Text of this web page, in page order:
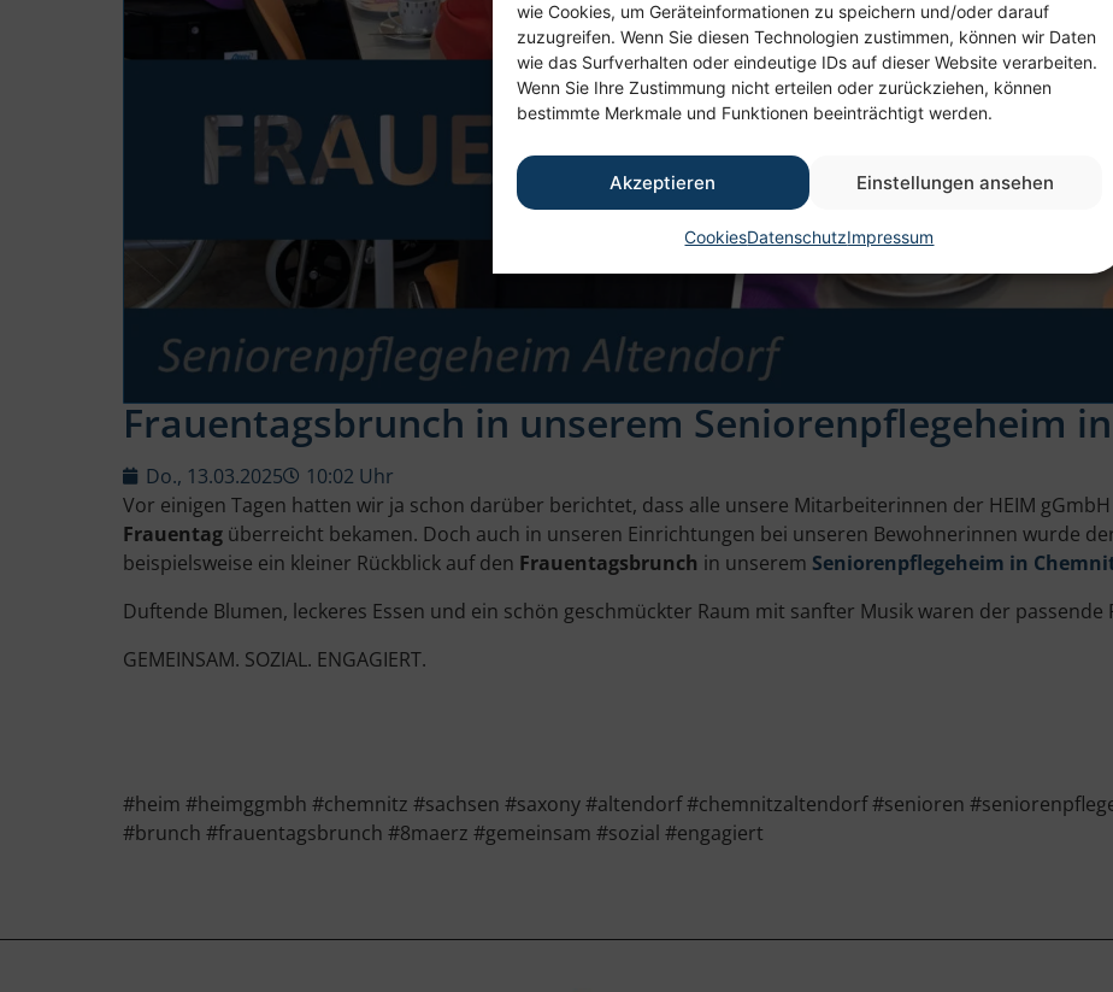
wie Cookies, um Geräteinformationen zu speichern und/oder darauf
zuzugreifen. Wenn Sie diesen Technologien zustimmen, können wir Daten
wie das Surfverhalten oder eindeutige IDs auf dieser Website verarbeiten.
Wenn Sie Ihre Zustimmung nicht erteilen oder zurückziehen, können
bestimmte Merkmale und Funktionen beeinträchtigt werden.
Akzeptieren Einstellungen ansehen
CookiesDatenschutzImpressum
Frauentagsbrunch in unserem Seniorenpflegeheim
Do., 13.03.2025
10:02 Uhr
Vor einigen Tagen hatten wir ja schon darüber berichtet, dass alle unsere Mitarbeiterinnen der HEIM
Frauentag überreicht bekamen. Doch auch in unseren Einrichtungen bei unseren Bewohnerinnen wurde
beispielsweise ein kleiner Rückblick auf den Frauentagsbrunch in unserem Seniorenpflegeheim in
Duftende Blumen, leckeres Essen und ein schön geschmückter Raum mit sanfter Musik waren der passende
GEMEINSAM. SOZIAL. ENGAGIERT.
#heim #heimggmbh #chemnitz #sachsen #saxony #altendorf #chemnitzaltendorf #senioren
#brunch #frauentagsbrunch #8maerz #gemeinsam #sozial #engagiert